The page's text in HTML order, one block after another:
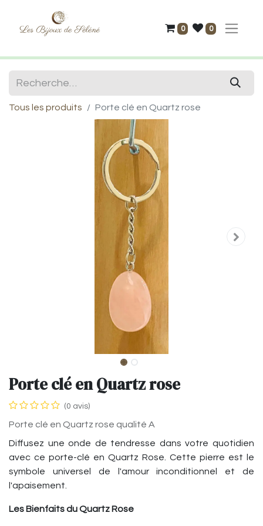
0 0
Tous les produits Porte clé en Quartz rose
Porte clé en Quartz rose
(0 avis)
Porte clé en Quartz rose qualité A
Diffusez une onde de tendresse dans votre quotidien
avec ce porte-clé en Quartz Rose. Cette pierre est le
symbole universel de l'amour inconditionnel et de
l'apaisement.
Les Bienfaits du Quartz Rose